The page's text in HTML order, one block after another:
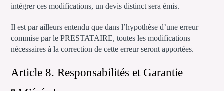
intégrer ces modifications, un devis distinct sera émis.
Il est par ailleurs entendu que dans l’hypothèse d’une erreur
commise par le PRESTATAIRE, toutes les modifications
nécessaires à la correction de cette erreur seront apportées.
Article 8. Responsabilités et Garantie